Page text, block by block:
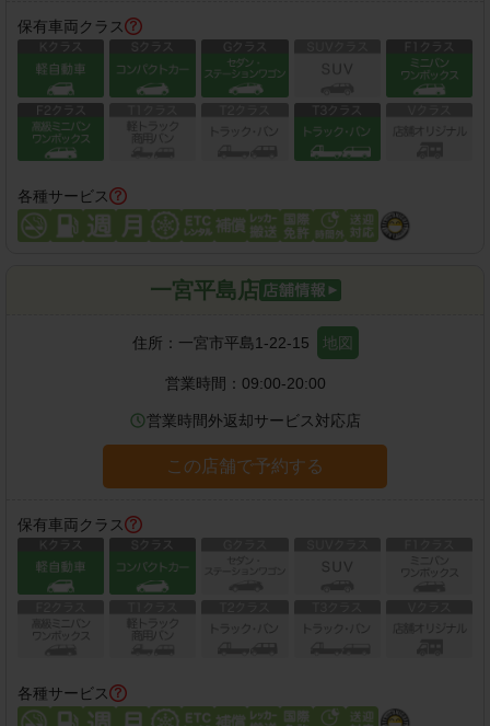
保有車両クラス
各種サービス
一宮平島店
住所： 一宮市平島1-22-15 地図
営業時間： 09:00-20:00
営業時間外返却サービス対応店
この店舗で予約する
保有車両クラス
各種サービス